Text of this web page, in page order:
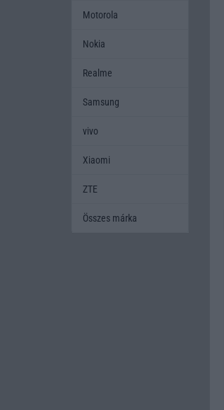
Motorola
Nokia
Realme
Samsung
vivo
Xiaomi
ZTE
Összes márka